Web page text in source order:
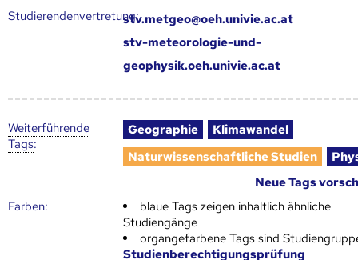
Studierendenvertretung:stv.metgeo@oeh.univie.ac.at
stv-meteorologie-und-
geophysik.oeh.univie.ac.at
Weiter­führende
Tags:
Geographie
Klimawandel
Naturwissenschaftliche Studien
Neue Tags
Farben:
blaue Tags zeigen inhaltlich ähnliche
Studiengänge
organgefarbene Tags sind
Studienberechtigungsprüfung